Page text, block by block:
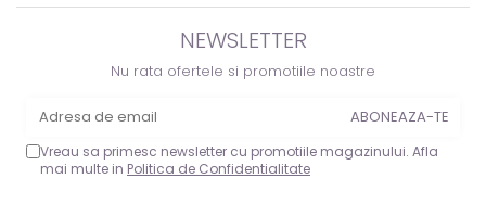
NEWSLETTER
Nu rata ofertele si promotiile noastre
Vreau sa primesc newsletter cu promotiile magazinului. Afla
mai multe in Politica de Confidentialitate